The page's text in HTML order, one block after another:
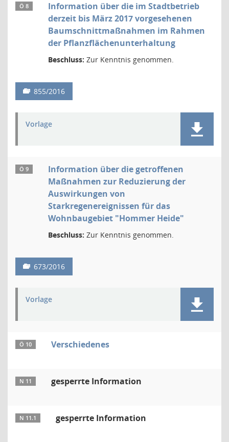
Ö 8
Information über die im Stadtbetrieb
derzeit bis März 2017 vorgesehenen
Baumschnittmaßnahmen im Rahmen
der Pflanzflächenunterhaltung
Beschluss: Zur Kenntnis genommen.
855/2016
Vorlage
Ö 9
Information über die getroffenen
Maßnahmen zur Reduzierung der
Auswirkungen von
Starkregenereignissen für das
Wohnbaugebiet "Hommer Heide"
Beschluss: Zur Kenntnis genommen.
673/2016
Vorlage
Ö 10 Verschiedenes
N 11 gesperrte Information
N 11.1 gesperrte Information